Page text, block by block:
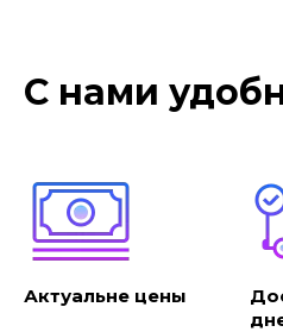
С нами
Актуальне цены